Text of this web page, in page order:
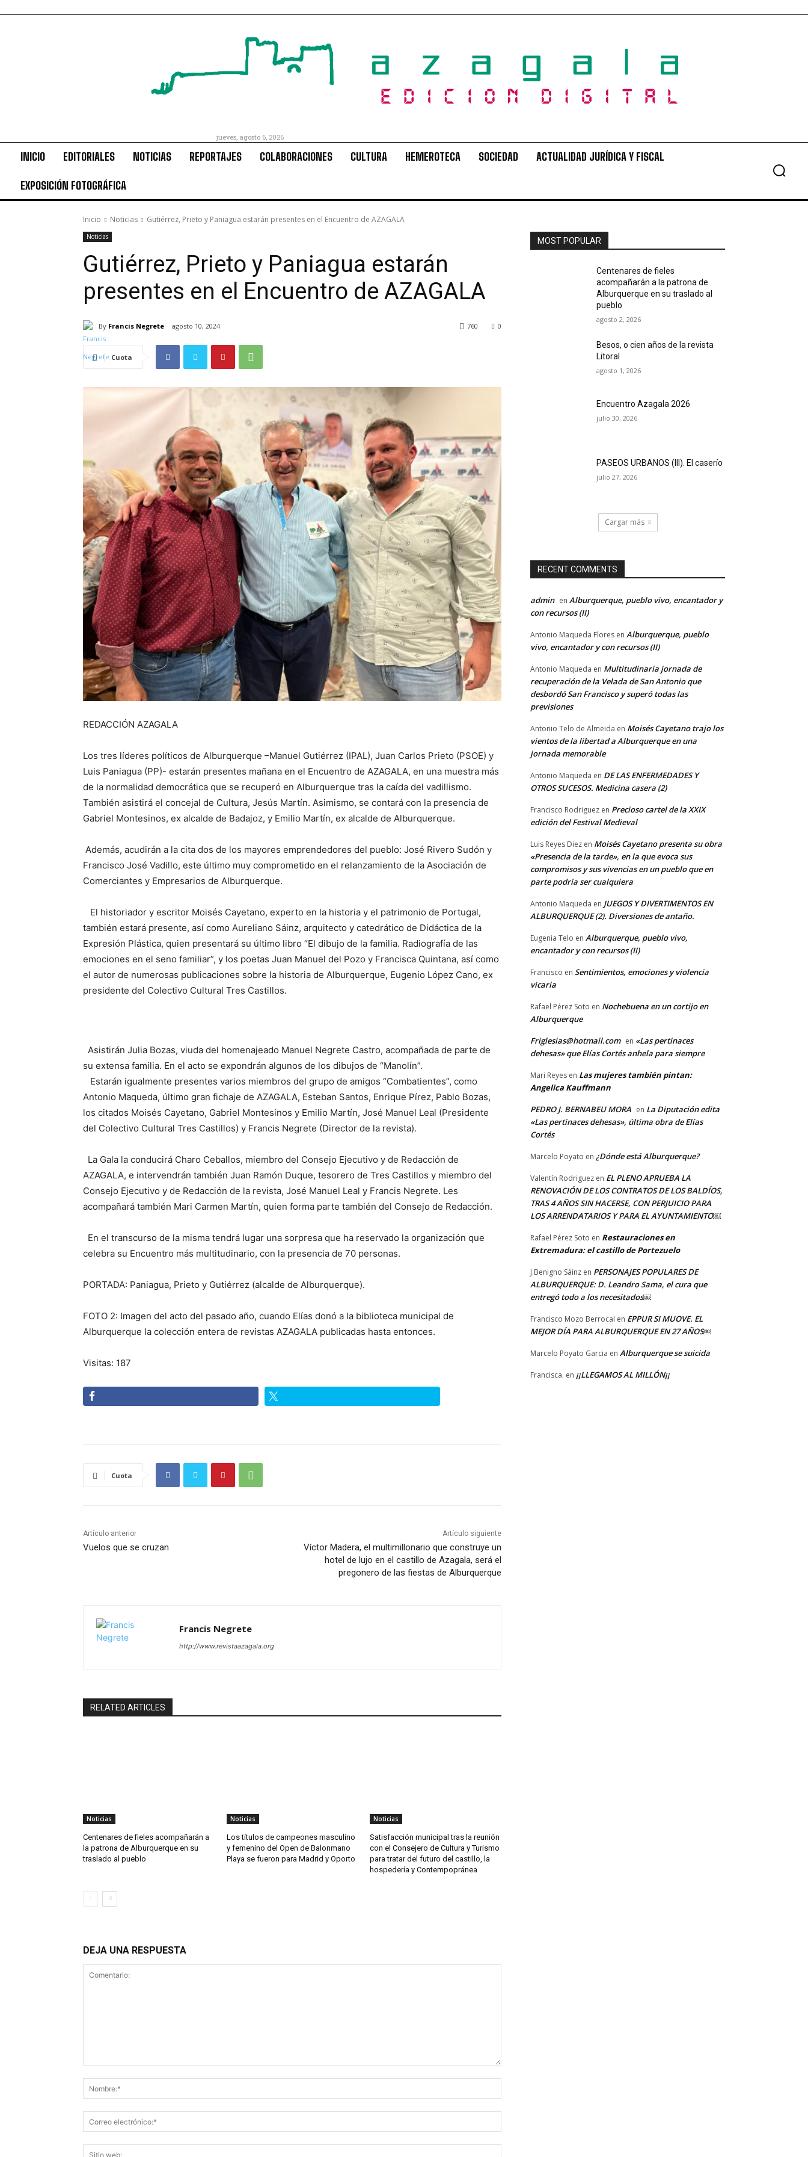
jueves, agosto 6, 2026
INICIO EDITORIALES NOTICIAS REPORTAJES COLABORACIONES CULTURA HEMEROTECA SOCIEDAD ACTUALIDAD JURÍDICA Y FISCAL
EXPOSICIÓN FOTOGRÁFICA
Inicio Noticias Gutiérrez, Prieto y Paniagua estarán presentes en el Encuentro de AZAGALA
Noticias
Gutiérrez, Prieto y Paniagua estarán
presentes en el Encuentro de AZAGALA
By Francis Negrete agosto 10, 2024 0
760
Cuota
REDACCIÓN AZAGALA
Los tres líderes políticos de Alburquerque –Manuel Gutiérrez (IPAL), Juan Carlos Prieto (PSOE) y
Luis Paniagua (PP)- estarán presentes mañana en el Encuentro de AZAGALA, en una muestra más
de la normalidad democrática que se recuperó en Alburquerque tras la caída del vadillismo.
También asistirá el concejal de Cultura, Jesús Martín. Asimismo, se contará con la presencia de
Gabriel Montesinos, ex alcalde de Badajoz, y Emilio Martín, ex alcalde de Alburquerque.
Además, acudirán a la cita dos de los mayores emprendedores del pueblo: José Rivero Sudón y
Francisco José Vadillo, este último muy comprometido en el relanzamiento de la Asociación de
Comerciantes y Empresarios de Alburquerque.
El historiador y escritor Moisés Cayetano, experto en la historia y el patrimonio de Portugal,
también estará presente, así como Aureliano Sáinz, arquitecto y catedrático de Didáctica de la
Expresión Plástica, quien presentará su último libro “El dibujo de la familia. Radiografía de las
emociones en el seno familiar”, y los poetas Juan Manuel del Pozo y Francisca Quintana, así como
el autor de numerosas publicaciones sobre la historia de Alburquerque, Eugenio López Cano, ex
presidente del Colectivo Cultural Tres Castillos.
Asistirán Julia Bozas, viuda del homenajeado Manuel Negrete Castro, acompañada de parte de
su extensa familia. En el acto se expondrán algunos de los dibujos de “Manolín”.
Estarán igualmente presentes varios miembros del grupo de amigos “Combatientes”, como
Antonio Maqueda, último gran fichaje de AZAGALA, Esteban Santos, Enrique Pírez, Pablo Bozas,
los citados Moisés Cayetano, Gabriel Montesinos y Emilio Martín, José Manuel Leal (Presidente
del Colectivo Cultural Tres Castillos) y Francis Negrete (Director de la revista).
La Gala la conducirá Charo Ceballos, miembro del Consejo Ejecutivo y de Redacción de
AZAGALA, e intervendrán también Juan Ramón Duque, tesorero de Tres Castillos y miembro del
Consejo Ejecutivo y de Redacción de la revista, José Manuel Leal y Francis Negrete. Les
acompañará también Mari Carmen Martín, quien forma parte también del Consejo de Redacción.
En el transcurso de la misma tendrá lugar una sorpresa que ha reservado la organización que
celebra su Encuentro más multitudinario, con la presencia de 70 personas.
PORTADA: Paniagua, Prieto y Gutiérrez (alcalde de Alburquerque).
FOTO 2: Imagen del acto del pasado año, cuando Elías donó a la biblioteca municipal de
Alburquerque la colección entera de revistas AZAGALA publicadas hasta entonces.
Visitas: 187
Cuota
Artículo anterior
Vuelos que se cruzan
Artículo siguiente
Víctor Madera, el multimillonario que construye un
hotel de lujo en el castillo de Azagala, será el
pregonero de las fiestas de Alburquerque
Francis Negrete
http://www.revistaazagala.org
RELATED ARTICLES
Noticias
Centenares de fieles acompañarán a
la patrona de Alburquerque en su
traslado al pueblo
Noticias
Los títulos de campeones masculino
y femenino del Open de Balonmano
Playa se fueron para Madrid y Oporto
Noticias
Satisfacción municipal tras la reunión
con el Consejero de Cultura y Turismo
para tratar del futuro del castillo, la
hospedería y Contempopránea
DEJA UNA RESPUESTA
electrónico:*
MOST POPULAR
Centenares de fieles
acompañarán a la patrona de
Alburquerque en su traslado al
pueblo
agosto 2, 2026
Besos, o cien años de la revista
Litoral
agosto 1, 2026
Encuentro Azagala 2026
julio 30, 2026
PASEOS URBANOS (III). El caserío
julio 27, 2026
Cargar más
RECENT COMMENTS
admin en Alburquerque, pueblo vivo, encantador y
con recursos (II)
Antonio Maqueda Flores en Alburquerque, pueblo
vivo, encantador y con recursos (II)
Antonio Maqueda en Multitudinaria jornada de
recuperación de la Velada de San Antonio que
desbordó San Francisco y superó todas las
previsiones
Antonio Telo de Almeida en Moisés Cayetano trajo los
vientos de la libertad a Alburquerque en una
jornada memorable
Antonio Maqueda en DE LAS ENFERMEDADES Y
OTROS SUCESOS. Medicina casera (2)
Francisco Rodriguez en Precioso cartel de la XXIX
edición del Festival Medieval
Luis Reyes Diez en Moisés Cayetano presenta su obra
«Presencia de la tarde», en la que evoca sus
compromisos y sus vivencias en un pueblo que en
parte podría ser cualquiera
Antonio Maqueda en JUEGOS Y DIVERTIMENTOS EN
ALBURQUERQUE (2). Diversiones de antaño.
Eugenia Telo en Alburquerque, pueblo vivo,
encantador y con recursos (II)
Francisco en Sentimientos, emociones y violencia
vicaria
Rafael Pérez Soto en Nochebuena en un cortijo en
Alburquerque
Friglesias@hotmail.com en «Las pertinaces
dehesas» que Elías Cortés anhela para siempre
Mari Reyes en Las mujeres también pintan:
Angelica Kauffmann
PEDRO J. BERNABEU MORA en La Diputación edita
«Las pertinaces dehesas», última obra de Elías
Cortés
Marcelo Poyato en ¿Dónde está Alburquerque?
Valentín Rodriguez en EL PLENO APRUEBA LA
RENOVACIÓN DE LOS CONTRATOS DE LOS BALDÍOS,
TRAS 4 AÑOS SIN HACERSE, CON PERJUICIO PARA
LOS ARRENDATARIOS Y PARA EL AYUNTAMIENTO￼
Rafael Pérez Soto en Restauraciones en
Extremadura: el castillo de Portezuelo
J.Benigno Sáinz en PERSONAJES POPULARES DE
ALBURQUERQUE: D. Leandro Sama, el cura que
entregó todo a los necesitados￼
Francisco Mozo Berrocal en EPPUR SI MUOVE. EL
MEJOR DÍA PARA ALBURQUERQUE EN 27 AÑOS￼
Marcelo Poyato Garcia en Alburquerque se suicida
Francisca. en ¡¡LLEGAMOS AL MILLÓN¡¡